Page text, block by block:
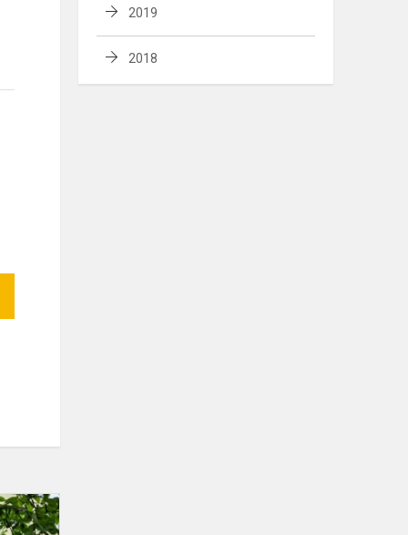
Poezijos
pavasaris'
2019
2018